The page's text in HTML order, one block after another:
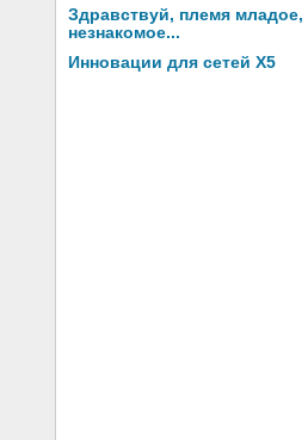
Здравствуй, племя младое,
незнакомое...
Инновации для сетей X5